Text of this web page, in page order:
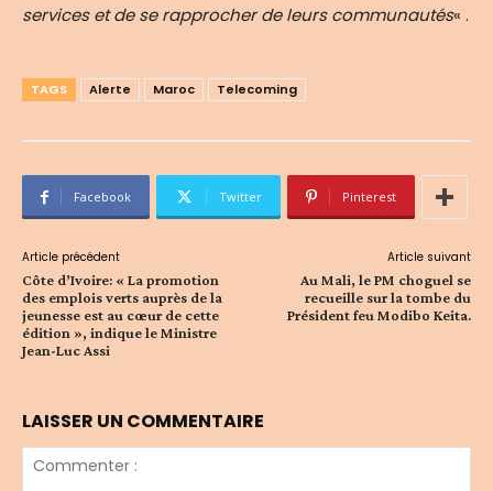
services et de se rapprocher de leurs communautés« .
TAGS Alerte Maroc Telecoming
Facebook Twitter Pinterest
Article précédent
Côte d’Ivoire: « La promotion
des emplois verts auprès de la
jeunesse est au cœur de cette
édition », indique le Ministre
Jean-Luc Assi
Article suivant
Au Mali, le PM choguel se
recueille sur la tombe du
Président feu Modibo Keita.
LAISSER UN COMMENTAIRE